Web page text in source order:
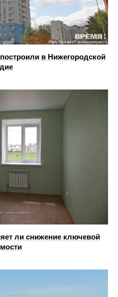
в Нижегородской
ли снижение ключевой